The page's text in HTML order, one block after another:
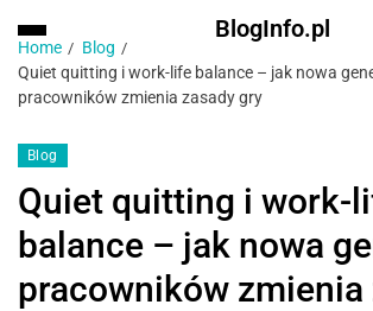
BlogInfo.pl
Home
Blog
Quiet quitting i work-life balance – jak nowa
pracowników zmienia zasady gry
Blog
Quiet quitting i work-
balance – jak nowa
pracowników zmienia